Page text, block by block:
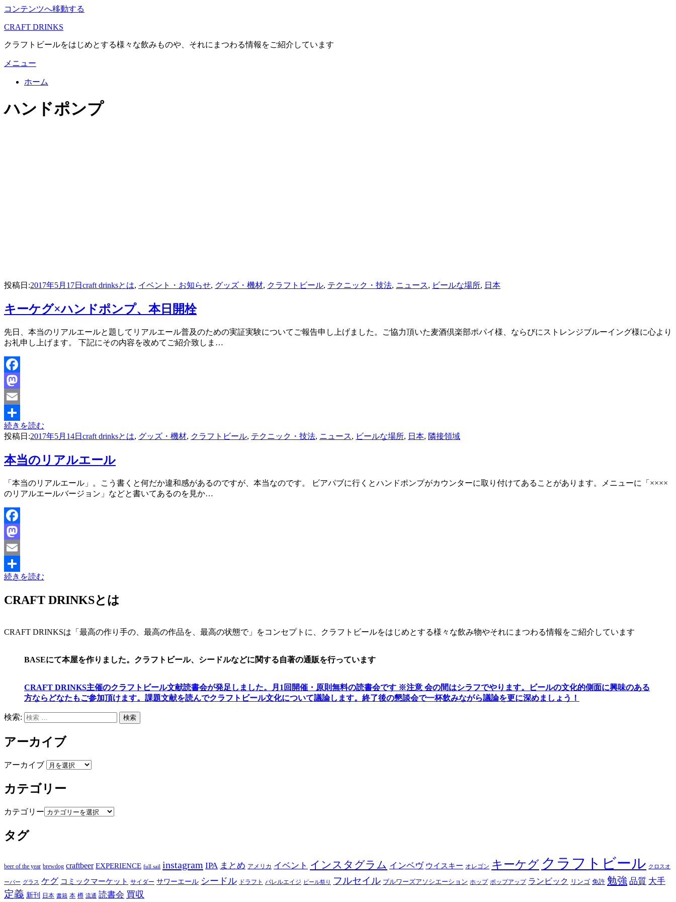
コンテンツへ移動する
CRAFT DRINKS
クラフトビールをはじめとする様々な飲みものや、それにまつわる情報をご紹介しています
メニュー
ホーム
タグ
:
ハンドポンプ
投稿日:2017年5月17日 craft drinksとは, イベント・お知らせ, グッズ・機材, クラフトビール, テクニック・技法, ニュース, ビールな場所, 日本
キーケグ×ハンドポンプ、本日開栓
投稿者master
先日、本当のリアルエールと題してリアルエール普及のための実証実験についてご報告申し上げました。ご協力頂いた麦酒倶楽部ポパイ様、ならびにストレンジブルーイング様に心より
お礼申し上げます。 下記にその内容を改めてご紹介致しま…
Facebook
Mastodon
Email
共
続きを読む
投稿日:2017年5月14日 craft drinksとは, グッズ・機材, クラフトビール, テクニック・技法, ニュース, ビールな場所, 日本, 隣接領域
本当のリアルエール
投稿者master
「本当のリアルエール」。こう書くと何だか違和感があるのですが、本当なのです。 ビアパブに行くとハンドポンプがカウンターに取り付けてあることがあります。メニューに「××××
のリアルエールバージョン」などと書いてあるのを見か…
Facebook
Mastodon
Email
共
有
続きを読む
CRAFT DRINKSとは
CRAFT DRINKSは「最高の作り手の、最高の作品を、最高の状態で」をコンセプトに、クラフトビールをはじめとする様々な飲み物やそれにまつわる情報をご紹介しています
BASEにて本屋を作りました。クラフトビール、シードルなどに関する自著の通販を行っています
CRAFT DRINKS主催のクラフトビール文献読書会が発足しました。 月1回開催・原則無料の読書会です ※注意 会の間はシラフでやります。
ビールの文化的側面に興味のある
方ならどなたもご参加頂けます。 課題文献を読んでクラフトビール文化について議論します。 終了後の懇談会で一杯飲みながら議論を更に深めましょう！
検索: 検索
アーカイブ
アーカイブ
カテゴリー
カテゴリー
タグ
beer of the year brewdog craftbeer EXPERIENCE full sail instagram IPA まとめ アメリカ イベント インスタグラム インベヴ ウイスキー オレゴン キーケグ クラフトビール クロスオ
ーバー グラス ケグ コミックマーケット サイダー サワーエール シードル ドラフト バレルエイジ ビール祭り フルセイル ブルワーズアソシエーション ホップ ポップアップ ランビック リンゴ 免許 勉強 品質 大手
定義 新刊 日本 書籍 本 樽 流通 読書会 買収